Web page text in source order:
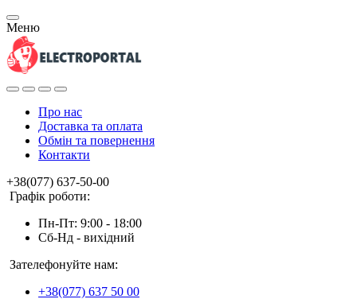
Меню
Про нас
Доставка та оплата
Обмін та повернення
Контакти
+38(077) 637-50-00
Графік роботи:
Пн-Пт: 9:00 - 18:00
Сб-Нд - вихідний
Зателефонуйте нам:
+38(077) 637 50 00